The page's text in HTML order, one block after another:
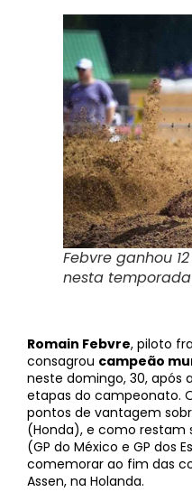
Febvre ganhou
nesta temporada
Romain Febvre, piloto
consagrou campeão
neste domingo, 30, após
etapas do campeonato.
pontos de vantagem
(Honda), e como restam
(GP do México e GP dos
comemorar ao fim das
Assen, na Holanda.